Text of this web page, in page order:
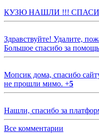
КУЗЮ НАШЛИ !!!
Здравствуйте! Удалите,
Большое спасибо за помощь
Мопсик дома, спасибо
не прошли мимо. +5
Нашли, спасибо за
Все комментарии